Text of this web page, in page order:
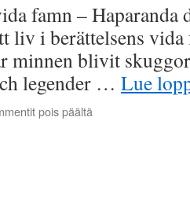
famn – Haparanda
liv i berättelsens
minnen blivit
legender … Lue
pois päältä